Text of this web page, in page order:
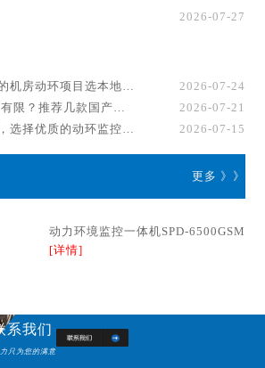
2026-07-27
掌握三点核心，广东的机房动环项目选本地厂家事半功倍！
2026-07-24
2026年机房项目预算有限？推荐几款国产动环监控系统品牌
2026-07-21
以广东地区为切入点，选择优质的动环监控系统厂家
2026-07-15
更多 》》
动力环境监控一体机SPD-6500GSM
[详情]
系我们
只为您的满意